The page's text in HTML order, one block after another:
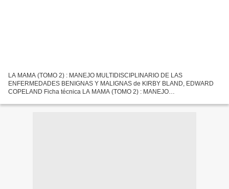
LA MAMA (TOMO 2) : MANEJO MULTIDISCIPLINARIO DE LAS
ENFERMEDADES BENIGNAS Y MALIGNAS de KIRBY BLAND, EDWARD
COPELAND Ficha técnica LA MAMA (TOMO 2) : MANEJO
KIRBY BLAND, EDWARD COPELAND Número...